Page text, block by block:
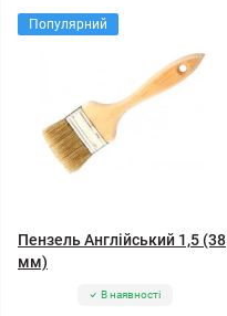
Популярний
Пензель Англійський 1,5 (38
мм)
В наявності